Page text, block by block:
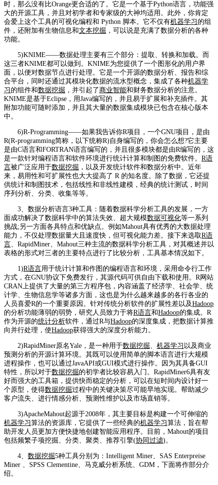
时，那么没有比Orange更合适的了。它是一个基于Python语言，功能强
大的开源工具，并且对初学者和专家级的大神均适用。此外，你肯定
会爱上这个工具的可视化编程和 Python 脚本。它不仅有机器学习 的组
件，还附加有生物信息和文本挖掘 ，可以说是充满了数据分析的各种
功能。
5)KNIME——数据处理主要有三个部分：提取、转换和加载。而
这三者KNIME都可以做到。KNIME为您提供了一个图形化的用户界
面，以便对数据节点进行处理。它是一个开源的数据分析、报告和综
合平台，同时还通过其模块化数据的流水型概念，集成了各种机器学
习 的组件和数据挖掘 ，并引起了商业智能和财务数据分析的注意。
KNIME是基于Eclipse，用Java编写的，并且易于扩展和补充插件。其
附加功能可随时添加，并且其大量的数据集成模块已包含在核心版本
中。
6)R-Programming——如果我告诉你R项目，一个GNU项目，是由
R(R-programming简称，以下统称R)自身编写的，你会怎么想?它主要
是由C语言和FORTRAN语言编写的，并且很多模块都是由R编写的，这
是一款针对编程语言和软件环境进行统计计算和制图的免费软件。 R语
言被广泛应用于数据挖掘 ，以及开发统计软件和数据分析中。近年
来，易用性和可扩展性也大大提高了 R 的知名度。除了数据，它还提
供统计和制图技术，包括线性和非线性建模，经典的统计测试，时间
序列分析、分类、收集等等。
3、数据分析语言3种工具：随着数据科学分析工具的发展，一方
面成功解决了数据科学中的算法失效、超大规模数据可视化等一系列
挑战;另一方面各具特点和优缺点。例如Mahout具有优秀的大数据处理
能力，不仅处理数据量大且速度快，但可视化能力差。接下来选取R语
言、RapidMiner、Mahout三种主流的数据科学分析工具，对其概述并以
表格的形式对三者的主要特点进行了比较分析，工具基本情况如下。
1)R语言用于统计计算和作图的编程语言和环境，采用命令行工作
方式，在GNU协议下免费发行，其源代码可供自由下载和使用。R网站
CRAN上提供了大量的第三方程序包，内容涵盖了经济学、社会学、统
计学、生物信息学等诸多方面，这也是为什么越来越多的各行各业的
人员喜爱R的一个重要原因。针对传统分析软件的扩展性差以及Hadoop
的分析功能薄弱的弱势，研究人员致力于将R语言和Hadoop的集成。R
作为开源的统计分析软件，通过R与Hadoop的深度集成，把数据计算推
向并行处理，使Hadoop获得强大的深度分析能力。
2)RapidMiner原名Yale，是一种用于数据挖掘、 机器学习 以及商业
预测分析的开源计算环境。其既可以使用简单的脚本语言进行大规模
进程操作，也可以通过JavaAPI或GUI模式进行操作。因为其具备GUI
特性，所以对于数据挖掘的初学者比较容易入门。RapidMiner6具有友
好而强大的工具箱，提供快而稳定的分析，可以在短时间内设计好一
个原型，使得数据挖掘过程中的关键决策尽可能早地实现。帮助减少
客户流失、进行情感分析、预测性维护以及市场直销等。
3)ApacheMahout起源于2008年，其主要目标是构建一个可伸缩的
机器学习 算法的资源库，它提供了一些经典的机器学习 算法，旨在帮
助开发人员更加方便快捷地创建智能应用程序。目前，Mahout的项目
包括频繁子项挖掘、分类、聚类、推荐引擎(协同过滤)。
4、 数据挖掘5种工具分别为：Intelligent Miner、SAS Enterpreise
Miner 、SPSS Clementine、马克威分析系统、GDM，下面将作部分介
绍。